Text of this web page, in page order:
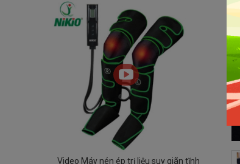
Video Máy nén ép trị liệu suy giãn tĩnh